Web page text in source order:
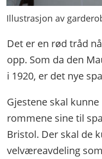
Illustrasjon av
Det er en rød tråd
opp. Som da den
i 1920, er det nye
Gjestene skal
rommene sine til
Bristol. Der skal de
velværeavdeling